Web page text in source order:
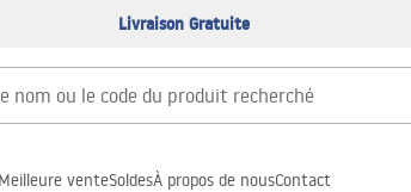
Livraison Gratuite
Meilleure venteSoldesÀ propos de nousContact